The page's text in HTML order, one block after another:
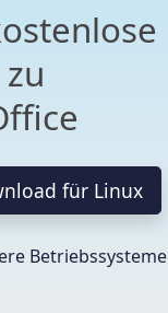
für Linux
Betriebssysteme